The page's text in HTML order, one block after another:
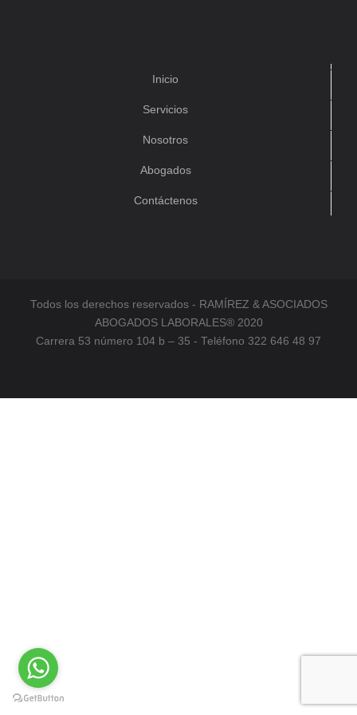
Inicio
Servicios
Nosotros
Abogados
Contáctenos
Todos los derechos reservados - RAMÍREZ & ASOCIADOS
ABOGADOS LABORALES® 2020
Carrera 53 número 104 b – 35 - Teléfono 322 646 48 97